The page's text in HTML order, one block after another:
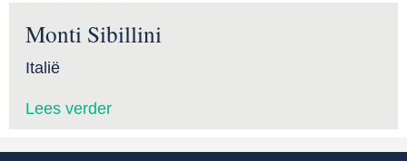
Monti Sibillini
Italië
Lees verder